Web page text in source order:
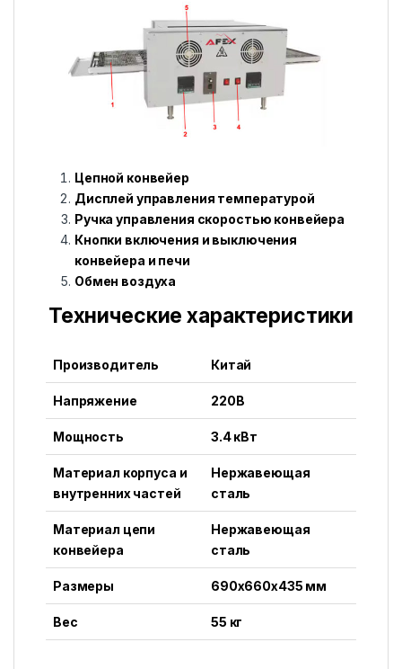
Цепной конвейер
Дисплей управления температурой
Ручка управления скоростью конвейера
Кнопки включения и выключения
конвейера и печи
Обмен воздуха
Технические характеристики
Производитель Китай
Напряжение 220В
Мощность 3.4 кВт
Материал корпуса и
внутренних частей
Нержавеющая
сталь
Материал цепи
конвейера
Нержавеющая
сталь
Размеры 690x660x435 мм
Вес 55 кг